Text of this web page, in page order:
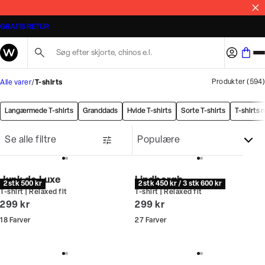
GRATIS RETUR
Alle varer T-shirts Produkter (594)
Langærmede T-shirts Granddads Hvide T-shirts Sorte T-shirts T-shirts
Se alle filtre
2 stk 500 kr
Junk de Luxe
T-shirt | Relaxed fit
I alt (inkl. rabat)
299 kr
18 Farver
2 stk 450 kr / 3 stk 600 kr
Lindbergh
T-shirt | Relaxed fit
I alt (inkl. rabat)
299 kr
27 Farver